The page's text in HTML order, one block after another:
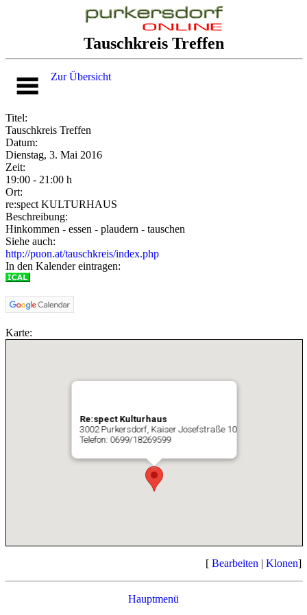
Tauschkreis Treffen
Zur Übersicht
Titel:
Tauschkreis Treffen
Datum:
Dienstag, 3. Mai 2016
Zeit:
19:00 - 21:00 h
Ort:
re:spect KULTURHAUS
Beschreibung:
Hinkommen - essen - plaudern - tauschen
Siehe auch:
http://puon.at/tauschkreis/index.php
In den Kalender eintragen:
Karte:
Re:spect Kulturhaus
3002 Purkersdorf, Kaiser Josefstraße 10
Telefon: 0699/18269599
[ Bearbeiten | Klonen]
Hauptmenü